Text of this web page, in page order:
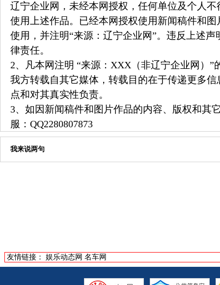
辽宁企业网，未经本网授权，任何单位及个人
使用上述作品。已经本网授权使用新闻稿件和
使用，并注明“来源：辽宁企业网”。违反上述
律责任。
2、凡本网注明 “来源：XXX（非辽宁企业网）”
我方转载自其它媒体，转载目的在于传递更多
点和对其真实性负责。
3、如因新闻稿件和图片作品的内容、版权和其
服： QQ2280807873
我来说两句
友情链接： 娱乐动态网 名车网